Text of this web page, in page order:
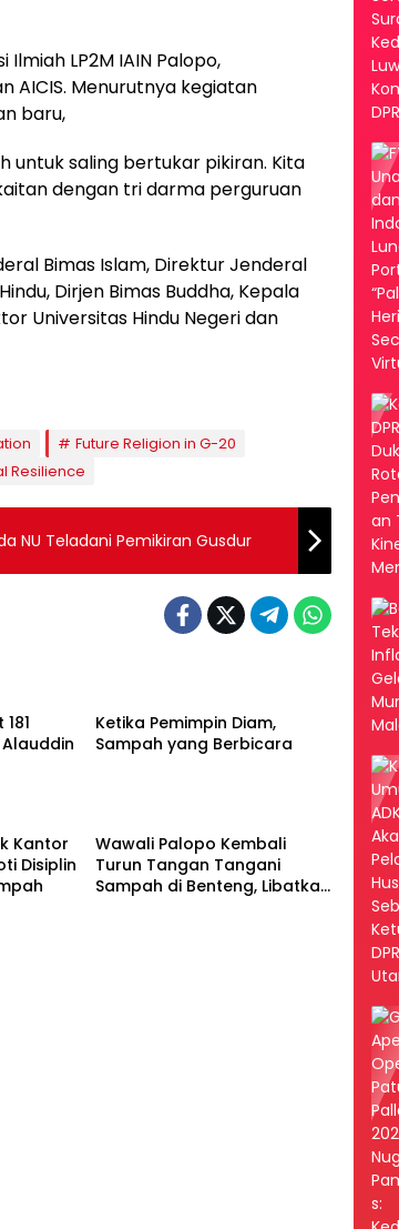
LP2M IAIN Palopo,
AICIS. Menurutnya kegiatan
baru,
untuk saling bertukar pikiran. Kita
dengan tri darma perguruan
Bimas Islam, Direktur Jenderal
Dirjen Bimas Buddha, Kepala
Universitas Hindu Negeri dan
Future Religion in G-20
Resilience
NU Teladani Pemikiran Gusdur
Alauddin
Ketika Pemimpin Diam,
Sampah yang Berbicara
Kantor
Disiplin
Wawali Palopo Kembali
Turun Tangan Tangani
Sampah di Benteng, Libatkan